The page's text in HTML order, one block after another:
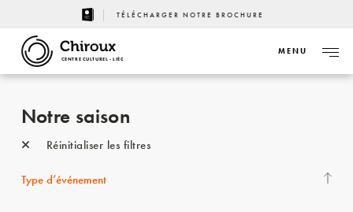
TÉLÉCHARGER NOTRE BROCHURE
CENTRE CULTUREL - LIÈGE
MENU
Notre saison
Réinitialiser les filtres
Type d’événement